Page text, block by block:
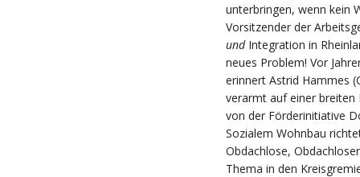
unterbringen, wenn kein
Vorsitzender der
undIntegration in
neues Problem! Vor
erinnert Astrid Hammes
verarmt auf einer breiten
von der Förderinitiative
Sozialem Wohnbau
Obdachlose,
Thema in den